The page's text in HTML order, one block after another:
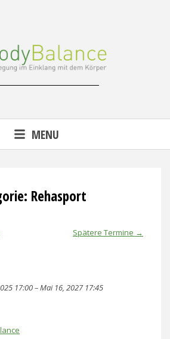
MENU
Rehasport
Spätere Termine →
17:00–Mai 16, 2027 17:45